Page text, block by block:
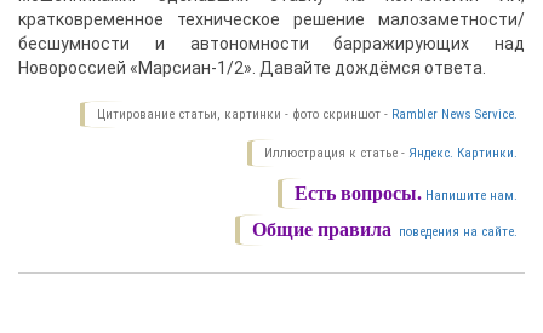
кратковременное техническое решение малозаметности/
бесшумности и автономности барражирующих над
Новороссией «Марсиан-1/2». Давайте дождёмся ответа.
Цитирование статьи, картинки - фото скриншот - Rambler News Service.
Иллюстрация к статье - Яндекс. Картинки.
Есть вопросы. Напишите нам.
Общие правила поведения на сайте.